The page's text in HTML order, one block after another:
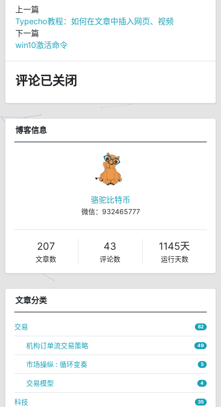
上一篇
Typecho教程：如何在文章中插入网页、视频
下一篇
win10激活命令
评论已关闭
博客信息
骆驼比特币
微信：932465777
207
文章数
43
评论数
1145天
运行天数
文章分类
交易 82
机构订单流交易策略 49
市场操纵 : 循环变奏 5
交易模型 4
科技 35